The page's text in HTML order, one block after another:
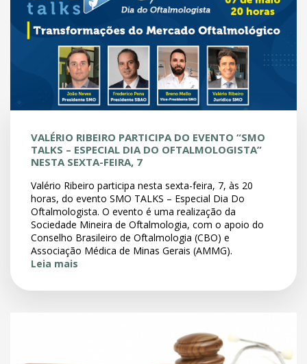
VALÉRIO RIBEIRO PARTICIPA DO EVENTO “SMO
TALKS – ESPECIAL DIA DO OFTALMOLOGISTA”
NESTA SEXTA-FEIRA, 7
Valério Ribeiro participa nesta sexta-feira, 7, às 20
horas, do evento SMO TALKS – Especial Dia Do
Oftalmologista. O evento é uma realização da
Sociedade Mineira de Oftalmologia, com o apoio do
Conselho Brasileiro de Oftalmologia (CBO) e
Associação Médica de Minas Gerais (AMMG).
Leia mais